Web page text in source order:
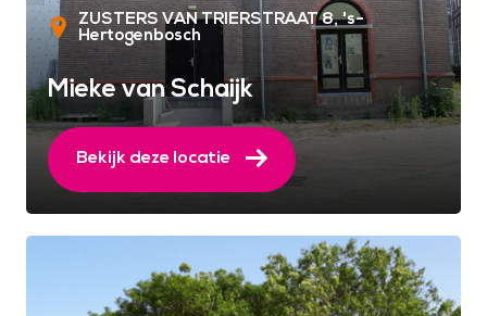
ZUSTERS VAN TRIERSTRAAT 8 's-
Hertogenbosch
Mieke van Schaijk
Bekijk deze locatie